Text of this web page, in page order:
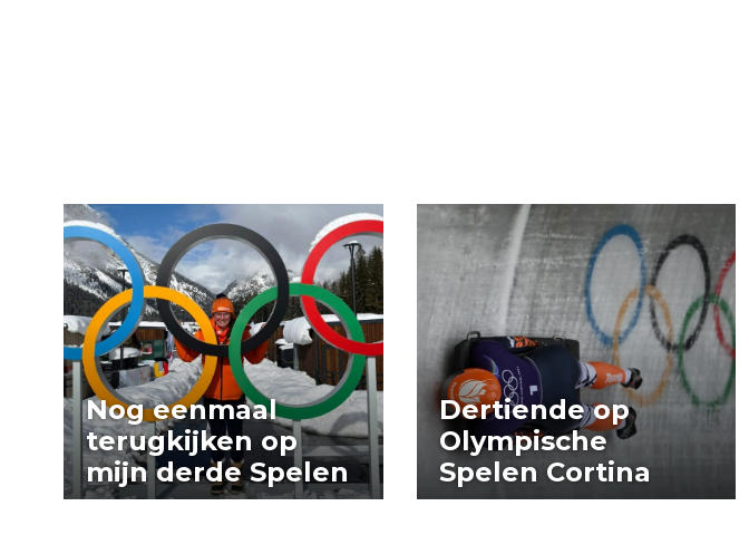
Nog eenmaal
terugkijken op
mijn derde Spelen
Dertiende op
Olympische
Spelen Cortina